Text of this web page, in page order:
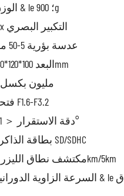
الوزن & le ؛ 900g
10x التكبير البصري
عدسة بؤرية 5-50 مم
البعد 100*120*180mm
2 مليون بكسل
فتحة F1.6-F3.2
دقة الاستقرار ＜ 0.1°
بطاقة الذاكرة SD/SDHC
مكتشف نطاق الليزر 3km/5km